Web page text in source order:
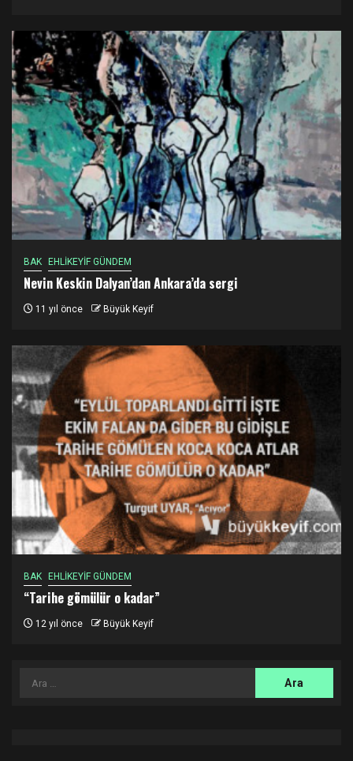
BAK EHLİKEYİF GÜNDEM
Nevin Keskin Dalyan’dan Ankara’da sergi
11 yıl önce Büyük Keyif
BAK EHLİKEYİF GÜNDEM
“Tarihe gömülür o kadar”
12 yıl önce Büyük Keyif
Arama: